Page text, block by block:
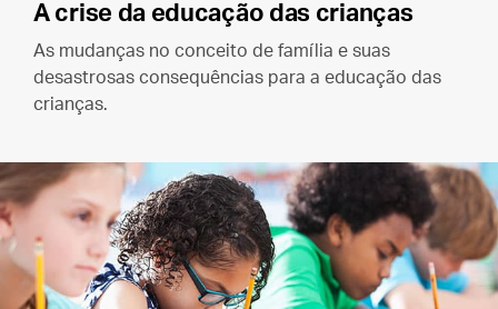
A crise da educação das crianças
As mudanças no conceito de família e suas
desastrosas consequências para a educação das
crianças.